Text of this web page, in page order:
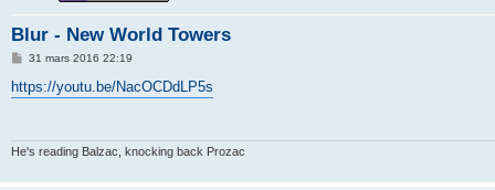
Blur - New World Towers
M
s
s
31 mars 2016 22:19
https://youtu.be/NacOCDdLP5s
He's reading Balzac, knocking back Prozac